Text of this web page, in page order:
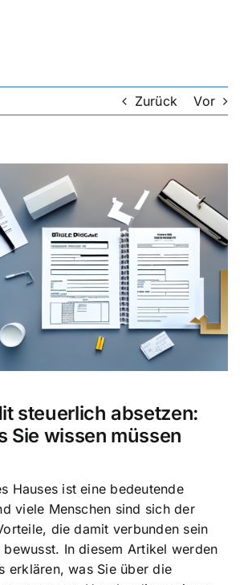
Zurück Vor
steuerlich absetzen:
Sie wissen müssen
Hauses ist eine bedeutende
viele Menschen sind sich der
die damit verbunden sein
bewusst. In diesem Artikel werden
erklären, was Sie über die